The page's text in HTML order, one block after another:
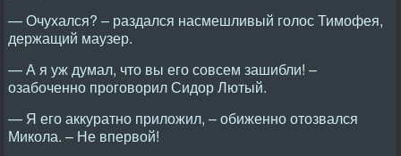
— Очухался? – раздался насмешливый голос Тимофея,
держащий маузер.
— А я уж думал, что вы его совсем зашибли! –
озабоченно проговорил Сидор Лютый.
— Я его аккуратно приложил, – обиженно отозвался
Микола. – Не впервой!